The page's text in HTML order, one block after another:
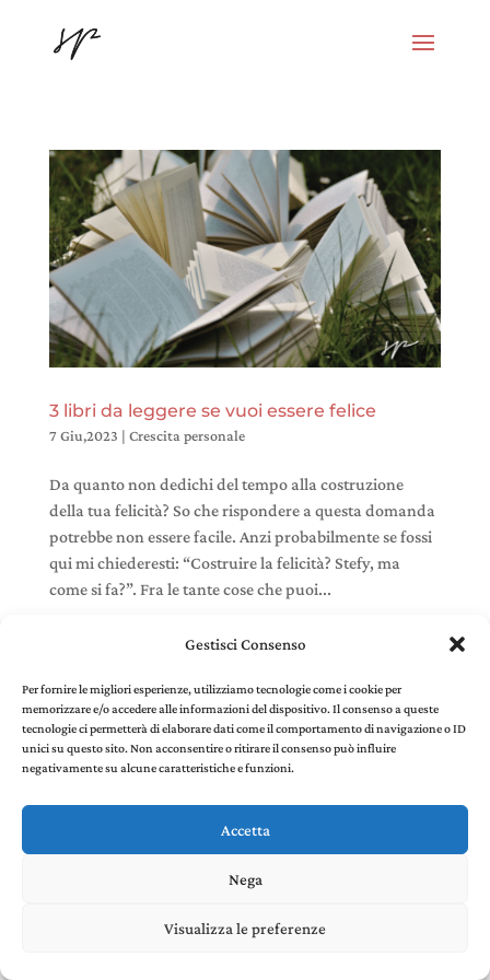
Gestisci Consenso
Per fornire le migliori esperienze, utilizziamo tecnologie come i cookie per
memorizzare e/o accedere alle informazioni del dispositivo. Il consenso a queste
tecnologie ci permetterà di elaborare dati come il comportamento di navigazione o ID
unici su questo sito. Non acconsentire o ritirare il consenso può influire
negativamente su alcune caratteristiche e funzioni.
Accetta
Nega
Visualizza le preferenze
3 libri da leggere se vuoi essere felice
7 Giu,2023 | Crescita personale
Da quanto non dedichi del tempo alla costruzione
della tua felicità? So che rispondere a questa domanda
potrebbe non essere facile. Anzi probabilmente se fossi
qui mi chiederesti: “Costruire la felicità? Stefy, ma
come si fa?”. Fra le tante cose che puoi...
Stefania Panelli © 2022 - P. IVA 02385410507 |Privacy
and Cookie Policycreated by Environments di
Riccardo Panelli